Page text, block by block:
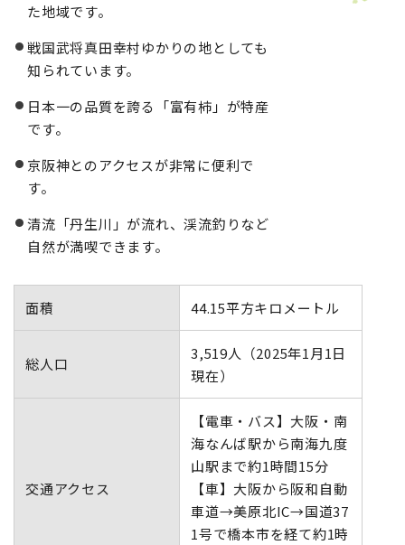
た地域です。
戦国武将真田幸村ゆかりの地としても
知られています。
日本一の品質を誇る「富有柿」が特産
です。
京阪神とのアクセスが非常に便利で
す。
清流「丹生川」が流れ、渓流釣りなど
自然が満喫できます。
面積 44.15平方キロメートル
総人口
3,519人（2025年1月1日
現在）
交通アクセス
【電車・バス】大阪・南
海なんば駅から南海九度
山駅まで約1時間15分
【車】大阪から阪和自動
車道→美原北IC→国道37
1号で橋本市を経て約1時